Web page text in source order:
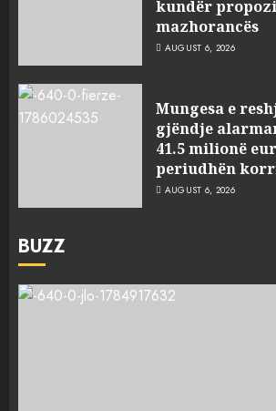
kundër
mazhorancës
AUGUST 6, 2026
Mungesa e
gjëndje
41.5 milionë
periudhën
AUGUST 6, 2026
BUZZ